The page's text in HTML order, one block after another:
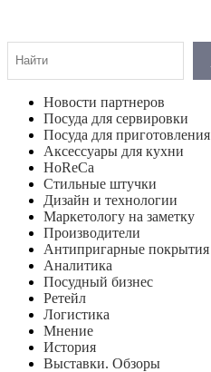
Новости партнеров
Посуда для сервировки
Посуда для приготовления
Аксессуары для кухни
HoReCa
Стильные штучки
Дизайн и технологии
Маркетологу на заметку
Производители
Антипригарные покрытия
Аналитика
Посудный бизнес
Ретейл
Логистика
Мнение
История
Выставки. Обзоры